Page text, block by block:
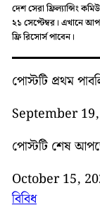
দেশ সেরা ফ্রিল্যান্সিং
২১ সেপ্টেম্বর। এখানে
ফ্রি রিসোর্স পাবেন।
পোস্টটি প্রথম
September
পোস্টটি শেষ
October 15,
বিবিধ